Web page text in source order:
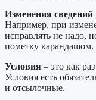
Изменения сведений
Например, при
исправлять не надо,
пометку карандашом.
Условия – это как
Условия есть
и отсылочные.